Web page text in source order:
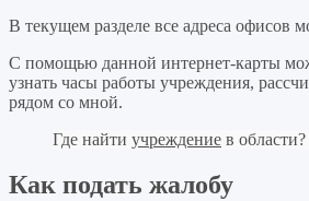
В текущем разделе все адреса офисов
С помощью данной интернет-карты
узнать часы работы учреждения,
рядом со мной.
Где найти учреждение в области?
Как подать жалобу